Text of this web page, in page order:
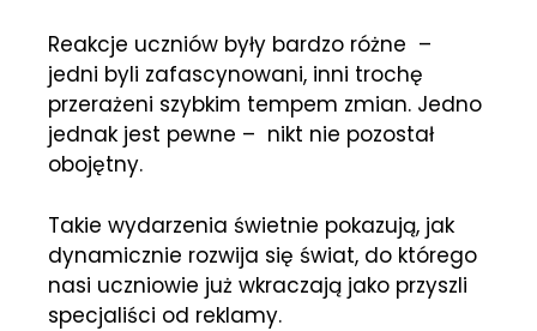
Reakcje uczniów były bardzo różne –
jedni byli zafascynowani, inni trochę
przerażeni szybkim tempem zmian. Jedno
jednak jest pewne – nikt nie pozostał
obojętny.
Takie wydarzenia świetnie pokazują, jak
dynamicznie rozwija się świat, do którego
nasi uczniowie już wkraczają jako przyszli
specjaliści od reklamy.